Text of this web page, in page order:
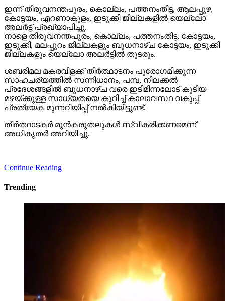
ഇന്ന് തിരുവനന്തപുരം, കൊല്ലം, പത്തനംതിട്ട, ആലപ്പുഴ,
കോട്ടയം, എറണാകുളം, ഇടുക്കി ജില്ലകളില്‍ യെല്ലോ
അലര്‍ട്ട് പ്രഖ്യാപിച്ചു.
നാളെ തിരുവനന്തപുരം, കൊല്ലം, പത്തനംതിട്ട, കോട്ടയം,
ഇടുക്കി, മലപ്പുറം ജില്ലകളും ബുധനാഴ്ച കോട്ടയം, ഇടുക്കി
ജില്ലകളും യെല്ലോ അലര്‍ട്ടില്‍ തുടരും.
ശബരിമല മകരവിളക്ക് തീര്‍ത്ഥാടനം പുരോഗമിക്കുന്ന
സാഹചര്യത്തില്‍ സന്നിധാനം, പമ്പ, നിലക്കല്‍
പ്രദേശങ്ങളില്‍ ബുധനാഴ്ച വരെ ഇടിമിന്നലോട് കൂടിയ
മഴയ്ക്കുള്ള സാധ്യതയെ കുറിച്ച് കാലാവസ്ഥ വകുപ്പ്
പ്രത്യേക മുന്നറിയിപ്പ് നല്‍കിയിട്ടുണ്ട്.
തീര്‍ത്ഥാടകര്‍ മുന്‍കരുതലുകള്‍ സ്വീകരിക്കണമെന്ന്
അധികൃതര്‍ അറിയിച്ചു.
Continue Reading
Trending